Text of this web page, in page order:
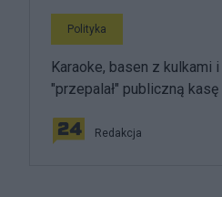
Polityka
Karaoke, basen z kulkami
"przepalał" publiczną kasę
Redakcja